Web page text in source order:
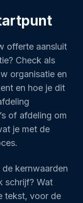
offerte aansluit
Check als
organisatie en
en hoe je dit
of afdeling om
je met de
kernwaarden
schrijf? Wat
tekst, voor de